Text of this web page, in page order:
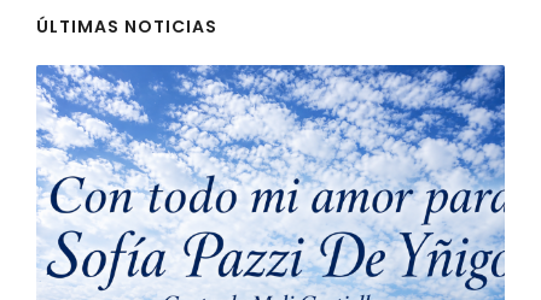
ÚLTIMAS NOTICIAS